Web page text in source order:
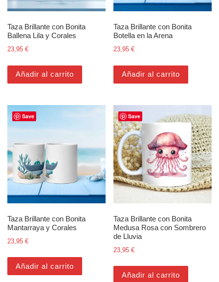
Taza Brillante con Bonita
Ballena Lila y Corales
23,95 €
Añadir al carrito
Taza Brillante con Bonita
Botella en la Arena
23,95€
Añadir al carrito
Save
Taza Brillante con Bonita
Mantarraya y Corales
23,95 €
Añadir al carrito
Save
Taza Brillante con Bonita
Medusa Rosa con Sombrero
de Lluvia
23,95€
Añadir al carrito